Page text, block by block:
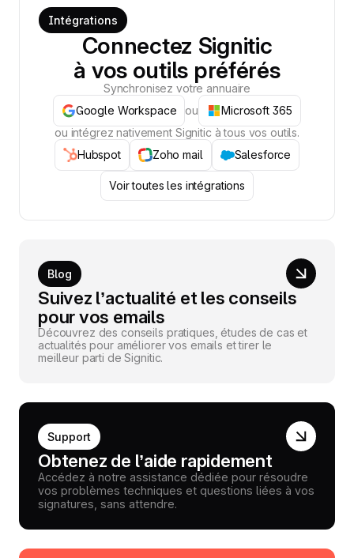
Intégrations
Connectez Signitic
à vos outils préférés
Synchronisez votre annuaire
Google Workspace
ou
Microsoft 365
ou intégrez nativement Signitic à tous vos outils.
Hubspot
Zoho mail Salesforce
Voir toutes les intégrations
Blog
Suivez l’actualité et les conseils
pour vos emails
Découvrez des conseils pratiques, études de cas et
actualités pour améliorer vos emails et tirer le
meilleur parti de Signitic.
Support
Obtenez de l’aide rapidement
Accédez à notre assistance dédiée pour résoudre
vos problèmes techniques et questions liées à vos
signatures, sans attendre.